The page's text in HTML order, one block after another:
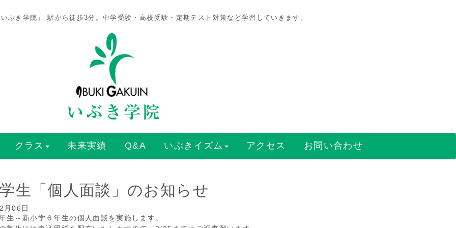
ぶき学院』 駅から徒歩3分。中学受験・高校受験・定期テスト対策など学習していきます。
クラス 未来実績 Q&A いぶきイズム アクセス お問い合わせ
生「個人面談」のお知らせ
月06日
生～新小学６年生の個人面談を実施します。